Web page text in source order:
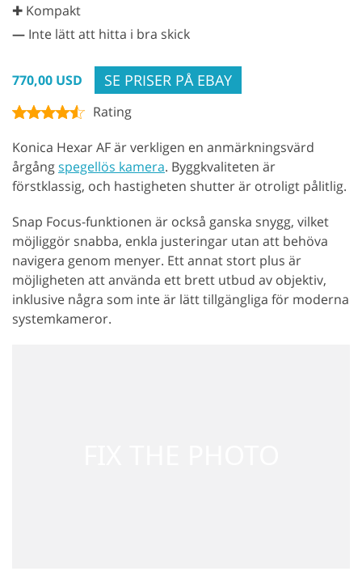
✚ Kompakt
— Inte lätt att hitta i bra skick
770,00 USD SE PRISER PÅ EBAY
Rating
Konica Hexar AF är verkligen en anmärkningsvärd
årgångspegellös kamera. Byggkvaliteten är
förstklassig, och hastigheten shutter är otroligt pålitlig.
Snap Focus-funktionen är också ganska snygg, vilket
möjliggör snabba, enkla justeringar utan att behöva
navigera genom menyer. Ett annat stort plus är
möjligheten att använda ett brett utbud av objektiv,
inklusive några som inte är lätt tillgängliga för moderna
systemkameror.